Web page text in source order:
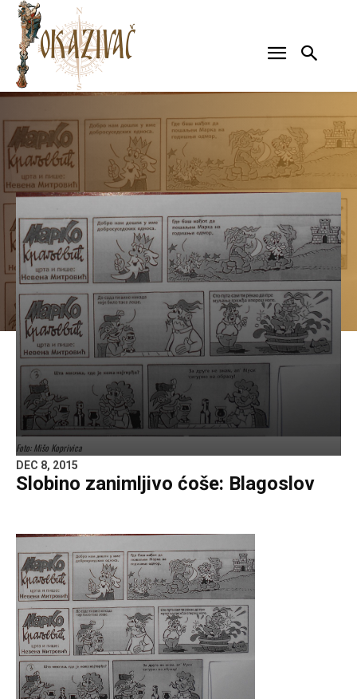
Foto: Mišo Koprivica
DEC 8, 2015
Slobino zanimljivo ćoše: Blagoslov